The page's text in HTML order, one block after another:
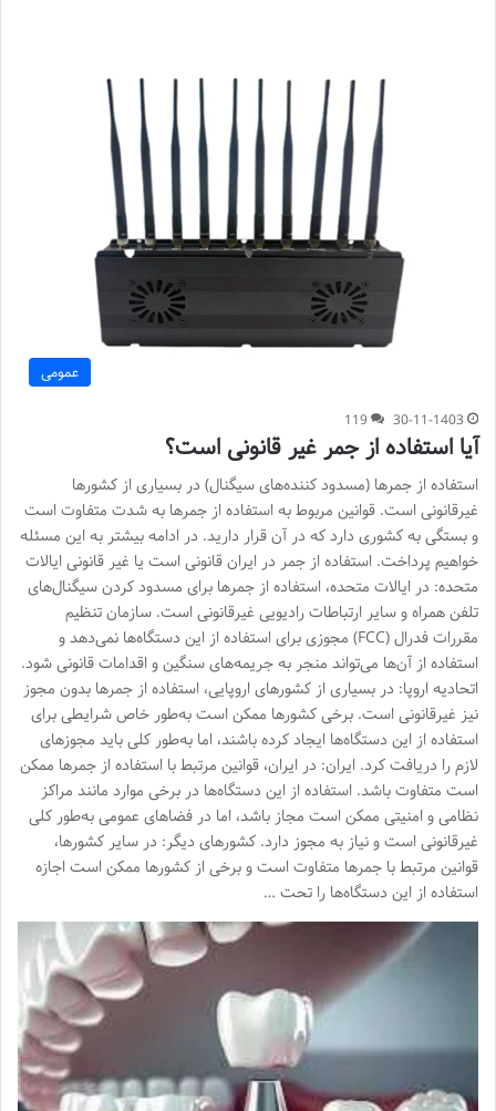
عمومی
30-11-1403
119
آیا استفاده از جمر غیر قانونی است؟
استفاده از جمرها (مسدود کننده‌های سیگنال) در بسیاری از کشورها
غیرقانونی است. قوانین مربوط به استفاده از جمرها به شدت متفاوت است
و بستگی به کشوری دارد که در آن قرار دارید. در ادامه بیشتر به این مسئله
خواهیم پرداخت. استفاده از جمر در ایران قانونی است یا غیر قانونی ایالات
متحده: در ایالات متحده، استفاده از جمرها برای مسدود کردن سیگنال‌های
تلفن همراه و سایر ارتباطات رادیویی غیرقانونی است. سازمان تنظیم
مقررات فدرال (FCC) مجوزی برای استفاده از این دستگاه‌ها نمی‌دهد و
استفاده از آن‌ها می‌تواند منجر به جریمه‌های سنگین و اقدامات قانونی شود.
اتحادیه اروپا: در بسیاری از کشورهای اروپایی، استفاده از جمرها بدون مجوز
نیز غیرقانونی است. برخی کشورها ممکن است به‌طور خاص شرایطی برای
استفاده از این دستگاه‌ها ایجاد کرده باشند، اما به‌طور کلی باید مجوزهای
لازم را دریافت کرد. ایران: در ایران، قوانین مرتبط با استفاده از جمرها ممکن
است متفاوت باشد. استفاده از این دستگاه‌ها در برخی موارد مانند مراکز
نظامی و امنیتی ممکن است مجاز باشد، اما در فضاهای عمومی به‌طور کلی
غیرقانونی است و نیاز به مجوز دارد. کشورهای دیگر: در سایر کشورها،
قوانین مرتبط با جمرها متفاوت است و برخی از کشورها ممکن است اجازه
استفاده از این دستگاه‌ها را تحت …